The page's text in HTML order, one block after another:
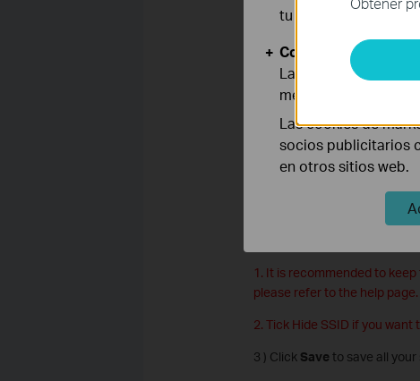
1 ) Select the wireless
2 ) Customize the Wireless
Enter a Password below to
1. It is recommended to
please refer to the help page.
2. Tick Hide SSID if you
3 ) Click Save to save all your
tu sistema.
Cookies de Análisis
Las cookies de
mejorar y adaptar la
Las cookies de
socios publicitarios
en otros sitios web.